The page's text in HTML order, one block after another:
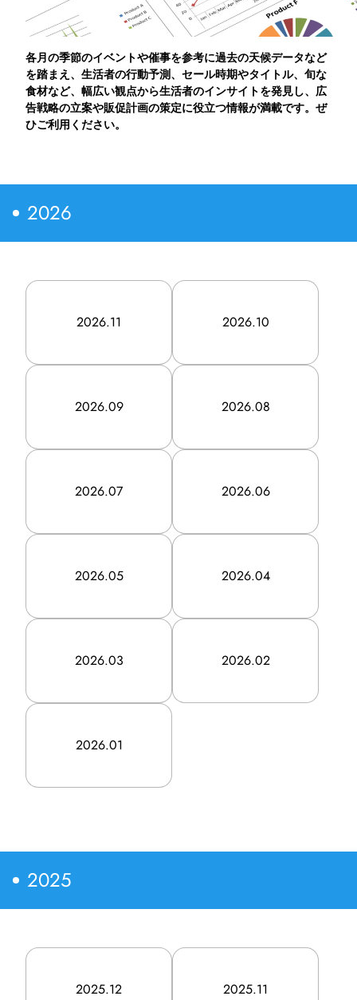
運用型広告
ジオターゲティング広告
デジタルチラシ
新聞折込広告
新聞折込広告料金表・部数集計表
新聞折込広告FAQ
新聞折込広告基準
1都6県部数集計表DL
ポスティング広告
eye poss3.0
新聞販売店ポスティング
フリーペーパー折込
セールスプロモーション
eye poss3.0
各月の季節のイベントや催事を参考に過去の天候データなど
を踏まえ、生活者の行動予測、セール時期やタイトル、旬な
食材など、幅広い観点から生活者のインサイトを発見し、広
告戦略の立案や販促計画の策定に役立つ情報が満載です。ぜ
ひご利用ください。
2026
2026.11 2026.10
2026.09 2026.08
2026.07 2026.06
2026.05 2026.04
2026.03 2026.02
2026.01
2025
2025.12 2025.11